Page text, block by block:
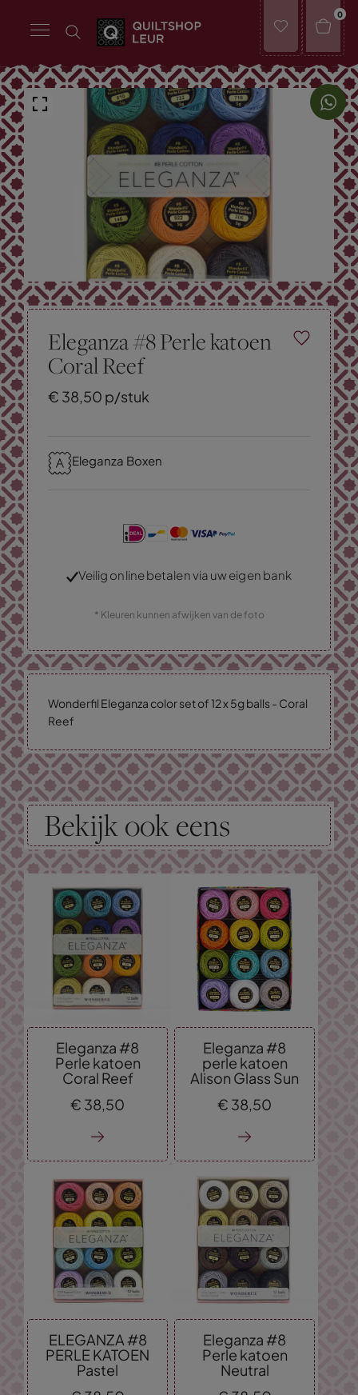
0
Eleganza #8 Perle katoen
Coral Reef
€ 38,50 p/stuk
Eleganza Boxen
Veilig online betalen via uw eigen bank
* Kleuren kunnen afwijken van de foto
Wonderfil Eleganza color set of 12 x 5g balls - Coral
Reef
Bekijk ook eens
Eleganza #8
Perle katoen
Coral Reef
€ 38,50
Eleganza #8
perle katoen
Alison Glass Sun
€ 38,50
ELEGANZA #8
PERLE KATOEN
Pastel
Eleganza #8
Perle katoen
Neutral